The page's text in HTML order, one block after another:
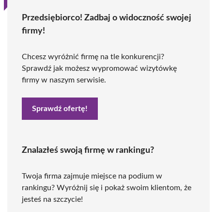
Przedsiębiorco! Zadbaj o widoczność swojej
firmy!
Chcesz wyróżnić firmę na tle konkurencji?
Sprawdź jak możesz wypromować wizytówkę
firmy w naszym serwisie.
Sprawdź ofertę!
Znalazłeś swoją firmę w rankingu?
Twoja firma zajmuje miejsce na podium w
rankingu? Wyróżnij się i pokaż swoim klientom, że
jesteś na szczycie!